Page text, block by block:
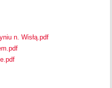
n. Wisłą.pdf